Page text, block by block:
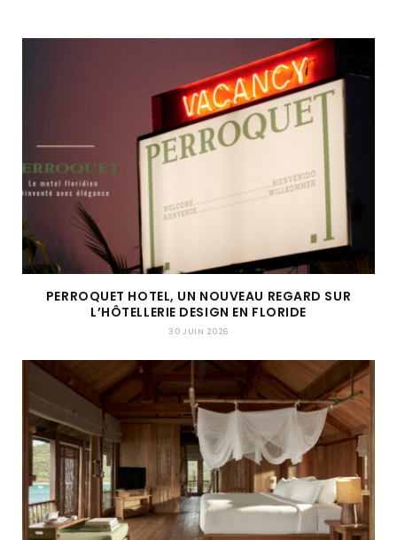
PERROQUET HOTEL, UN NOUVEAU REGARD SUR
L’HÔTELLERIE DESIGN EN FLORIDE
30 JUIN 2026